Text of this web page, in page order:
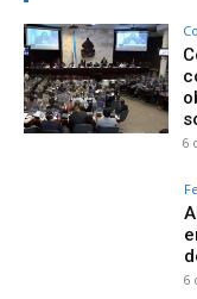
6
6